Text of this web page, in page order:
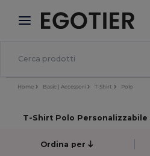
× App Egotier
Prezzi migliori sull'app!
Home Basic | Accessori T-Shirt Polo
T-Shirt Polo Personalizzabile
Ordina per